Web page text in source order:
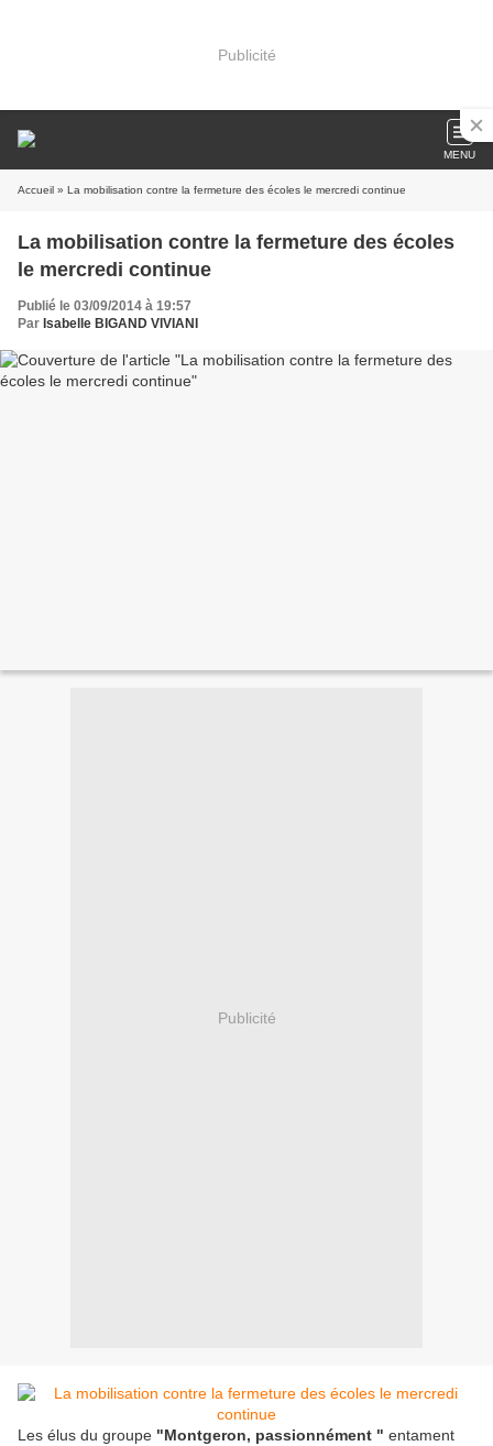
Publicité
MENU
Accueil » La mobilisation contre la fermeture des écoles le mercredi continue
La mobilisation contre la fermeture des écoles
le mercredi continue
Publié le 03/09/2014 à 19:57
Par Isabelle BIGAND VIVIANI
Publicité
Les élus du groupe "Montgeron, passionnément " entament